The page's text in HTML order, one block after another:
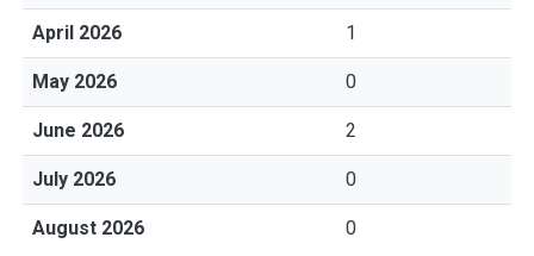
April 2026 1
May 2026 0
June 2026 2
July 2026 0
August 2026 0